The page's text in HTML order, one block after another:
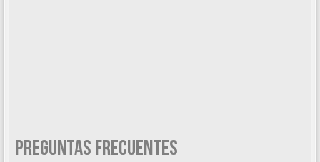
Preguntas Frecuentes